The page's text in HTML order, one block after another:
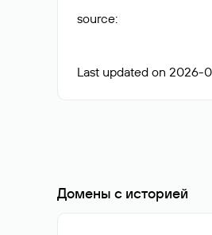
source:
Last updated on 2026-
Домены с историей